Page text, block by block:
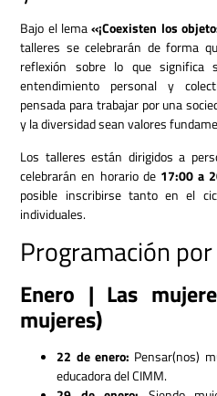
Bajo el lema«¡Coexisten los
talleres se celebrarán de forma
reflexión sobre lo que significa
entendimiento personal y
pensada para trabajar por una
y la diversidad sean valores
Los talleres están dirigidos a
celebrarán en horario de 17:00 a
posible inscribirse tanto en el
individuales.
Programación
Enero | Las
mujeres)
22 de enero: Pensar(nos)
educadora del CIMM.